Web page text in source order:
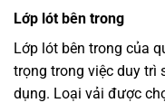
Lớp lót bên trong
Lớp lót bên trong của
trọng trong việc duy trì
dụng. Loại vải được